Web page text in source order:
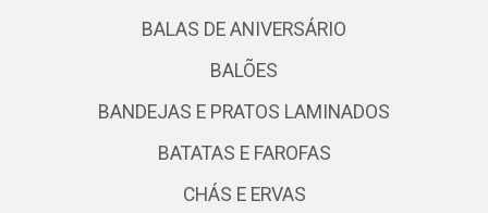
BALAS DE ANIVERSÁRIO
BALÕES
BANDEJAS E PRATOS LAMINADOS
BATATAS E FAROFAS
CHÁS E ERVAS